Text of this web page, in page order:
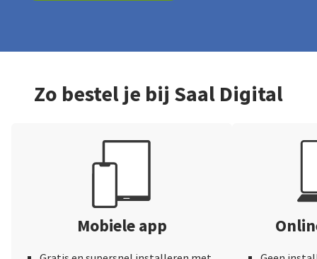
Zo bestel je bij Saal Digital
Mobiele app